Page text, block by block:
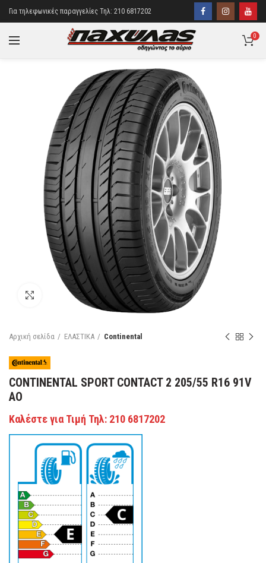
Για τηλεφωνικές παραγγελίες Τηλ: 210 6817202
0
Κάντε κλικ για μεγέθυνση
Αρχική σελίδα ΕΛΑΣΤΙΚΑ Continental
CONTINENTAL SPORT CONTACT 2 205/55 R16 91V
AO
Καλέστε για Τιμή Τηλ: 210 6817202